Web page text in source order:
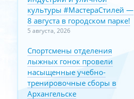
культуры #МастераСтилей —
8 августа в городском парке!
5 августа, 2026
Спортсмены отделения
лыжных гонок провели
насыщенные учебно-
тренировочные сборы в
Архангельске